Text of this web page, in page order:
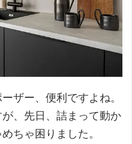
ザー、便利ですよね。
、先日、詰まって動か
ちゃ困りました。